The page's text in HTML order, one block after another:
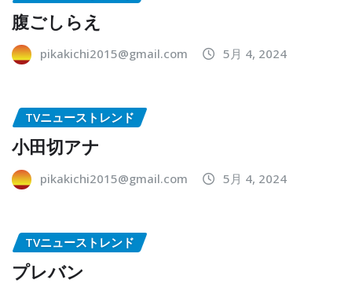
腹ごしらえ
pikakichi2015@gmail.com 5月 4, 2024
TVニューストレンド
小田切アナ
pikakichi2015@gmail.com 5月 4, 2024
TVニューストレンド
プレバン